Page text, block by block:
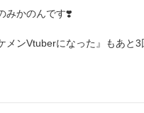
みかのんです❣️
メンVtuberになった』もあと